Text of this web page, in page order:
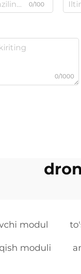
0/100
0/1000
modul
moduli